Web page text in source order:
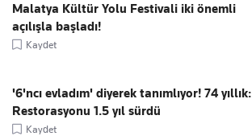
Malatya Kültür Yolu Festivali iki önemli
açılışla başladı!
Kaydet
'6'ncı evladım' diyerek tanımlıyor! 74 yıllık:
Restorasyonu 1.5 yıl sürdü
Kaydet